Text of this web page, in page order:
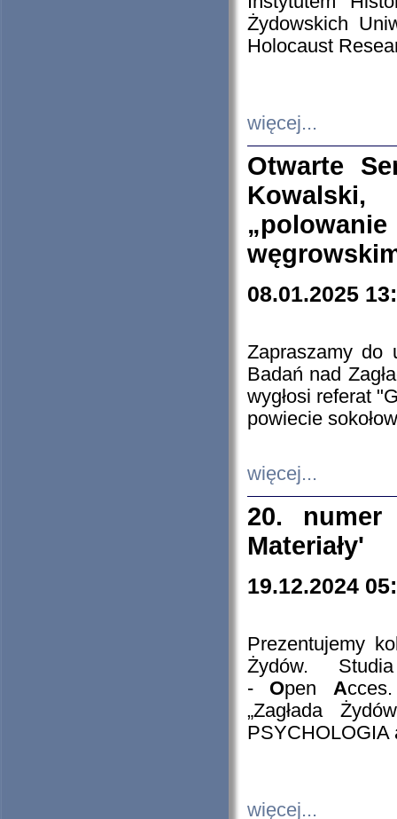
Żydowskich
Holocaust
więcej...
Otwarte
08.01.2025
Zapraszamy do
Badań nad
wygłosi referat
powiecie
więcej...
20. numer
Materiały'
19.12.2024
Prezentujemy
Żydów.
- Open A
„Zagłada
PSYCHOLOGIA
więcej...